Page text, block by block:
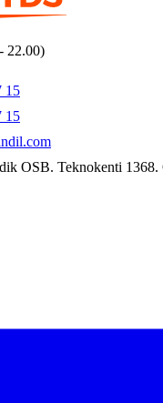
22.00)
15
15
OSB. Teknokenti